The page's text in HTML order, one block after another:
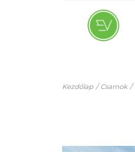
Kezdőlap Csarnok